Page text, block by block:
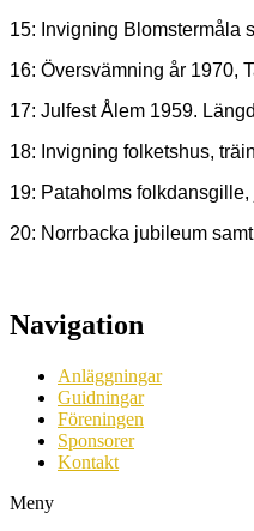
15: Invigning Blomstermåla
16: Översvämning år 1970,
17: Julfest Ålem 1959.
18: Invigning folketshus,
19: Pataholms
20: Norrbacka jubileum
Navigation
Anläggningar
Guidningar
Föreningen
Sponsorer
Kontakt
Meny